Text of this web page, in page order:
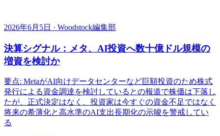
2026年6月5日 · Woodstock編集部
決算シグナル：メタ、AI投資へ数十億ドル規模の
増資を検討か
要点: MetaがAI向けデータセンターなど巨額投資のため株式
発行による資金調達を検討しているとの報道で株価は下落し
たが、正式決定はなく、投資家は今すぐの資金不足ではなく
将来の希薄化と高水準のAI支出長期化の示唆を警戒してい
る